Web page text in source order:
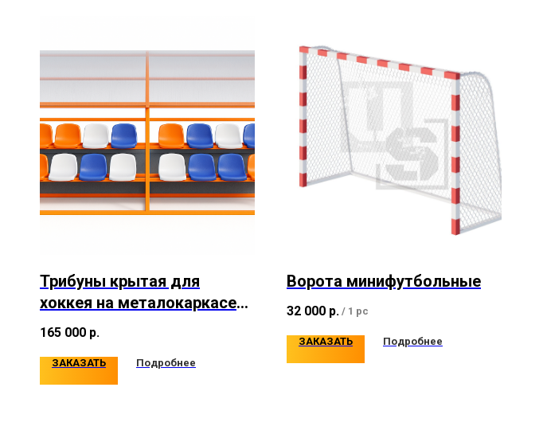
Трибуны крытая для
хоккея на металокаркасе
18–82 мест
165 000 р.
ЗАКАЗАТЬ Подробнее
Ворота минифутбольные
32 000 р. / 1 pc
ЗАКАЗАТЬ Подробнее